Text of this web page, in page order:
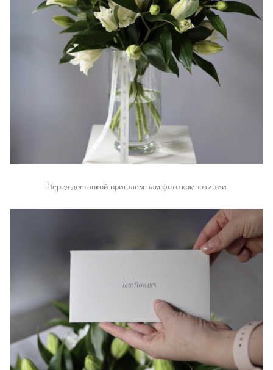
Перед доставкой пришлем вам фото композиции